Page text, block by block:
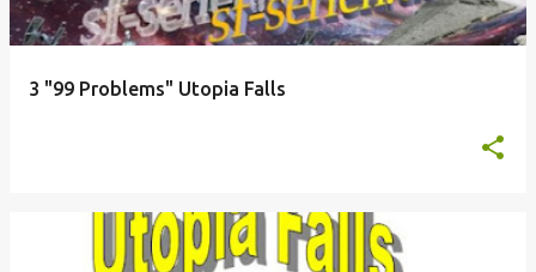
3 "99 Problems" Utopia Falls